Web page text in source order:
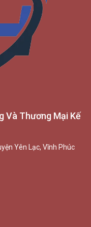
Và Thương Mại Kế
Yên Lạc, Vĩnh Phúc